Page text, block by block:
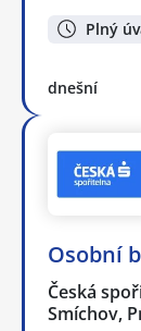
Plný
dnešní
Osobní
Česká
Smíchov,